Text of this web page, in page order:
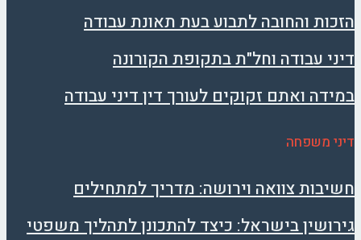
הזכות והחובה לתבוע בעת תאונת עבודה
דיני עבודה וחל"ת בתקופת הקורונה
במידה ואתם זקוקים לעורך דין דיני עבודה
דיני משפחה
חשיבות צוואה וירושה: מדריך למתחילים
גירושין בישראל: כיצד להתכונן לתהליך משפטי